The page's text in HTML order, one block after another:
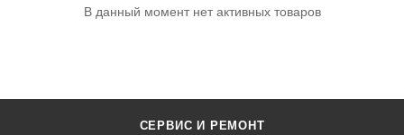
В данный момент нет активных товаров
СЕРВИС И РЕМОНТ